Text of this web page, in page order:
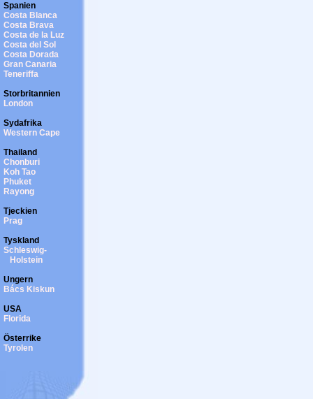
Spanien
Costa Blanca
Costa Brava
Costa de la Luz
Costa del Sol
Costa Dorada
Gran Canaria
Teneriffa
Storbritannien
London
Sydafrika
Western Cape
Thailand
Chonburi
Koh Tao
Phuket
Rayong
Tjeckien
Prag
Tyskland
Schleswig-
Holstein
Ungern
Bács Kiskun
USA
Florida
Österrike
Tyrolen